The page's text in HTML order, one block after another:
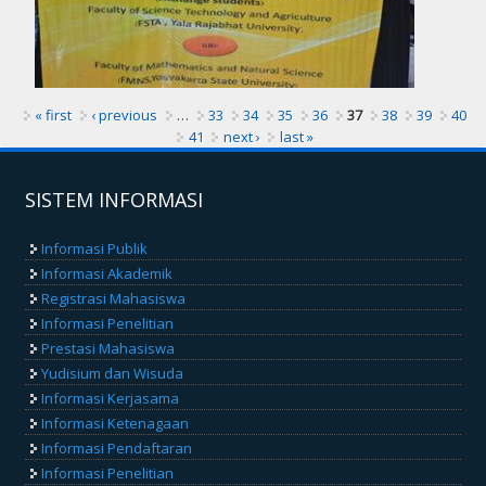
« first ‹ previous … 33 34 35 36 37 38 39
40
41
next › last »
SISTEM INFORMASI
Informasi Publik
Informasi Akademik
Registrasi Mahasiswa
Informasi Penelitian
Prestasi Mahasiswa
Yudisium dan Wisuda
Informasi Kerjasama
Informasi Ketenagaan
Informasi Pendaftaran
Informasi Penelitian